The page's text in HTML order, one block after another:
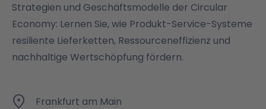
Strategien und Geschäftsmodelle der Circular
Economy: Lernen Sie, wie Produkt-Service-Systeme
resiliente Lieferketten, Ressourceneffizienz und
nachhaltige Wertschöpfung fördern.
Frankfurt am Main